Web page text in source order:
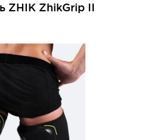
ZHIK ZhikGrip II